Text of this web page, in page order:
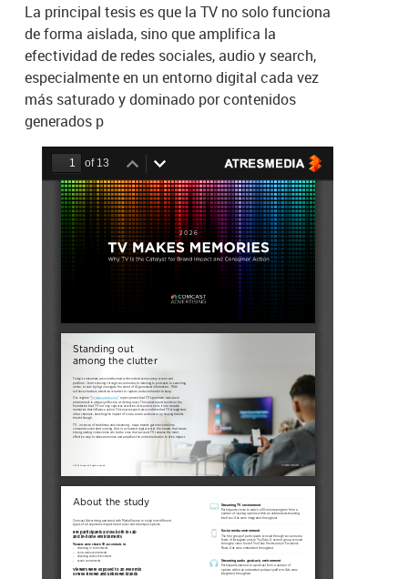
La principal tesis es que la TV no solo funciona
de forma aislada, sino que amplifica la
efectividad de redes sociales, audio y search,
especialmente en un entorno digital cada vez
más saturado y dominado por contenidos
generados p